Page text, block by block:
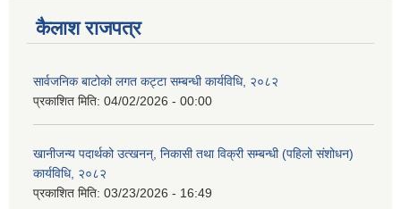
कैलाश राजपत्र
सार्वजनिक बाटोको लगत कट्टा सम्बन्धी कार्यविधि, २०८२
प्रकाशित मिति: 04/02/2026 - 00:00
खानीजन्य पदार्थको उत्खनन्, निकासी तथा विक्री सम्बन्धी (पहिलो संशोधन)
कार्यविधि, २०८२
प्रकाशित मिति: 03/23/2026 - 16:49